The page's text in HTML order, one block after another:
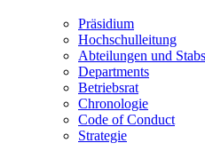
Präsidium
Hochschulleitung
Abteilungen und
Departments
Betriebsrat
Chronologie
Code of Conduct
Strategie